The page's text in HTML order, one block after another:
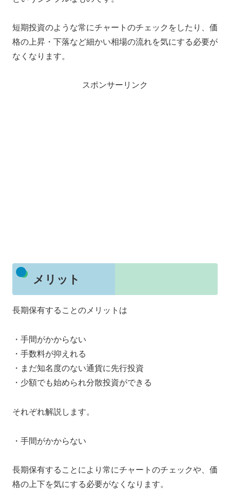
短期投資のような常にチャートのチェックをしたり、価
格の上昇・下落など細かい相場の流れを気にする必要が
なくなります。
スポンサーリンク
メリット
長期保有することのメリットは
・手間がかからない
・手数料が抑えれる
・まだ知名度のない通貨に先行投資
・少額でも始められ分散投資ができる
それぞれ解説します。
・手間がかからない
長期保有することにより常にチャートのチェックや、価
格の上下を気にする必要がなくなります。